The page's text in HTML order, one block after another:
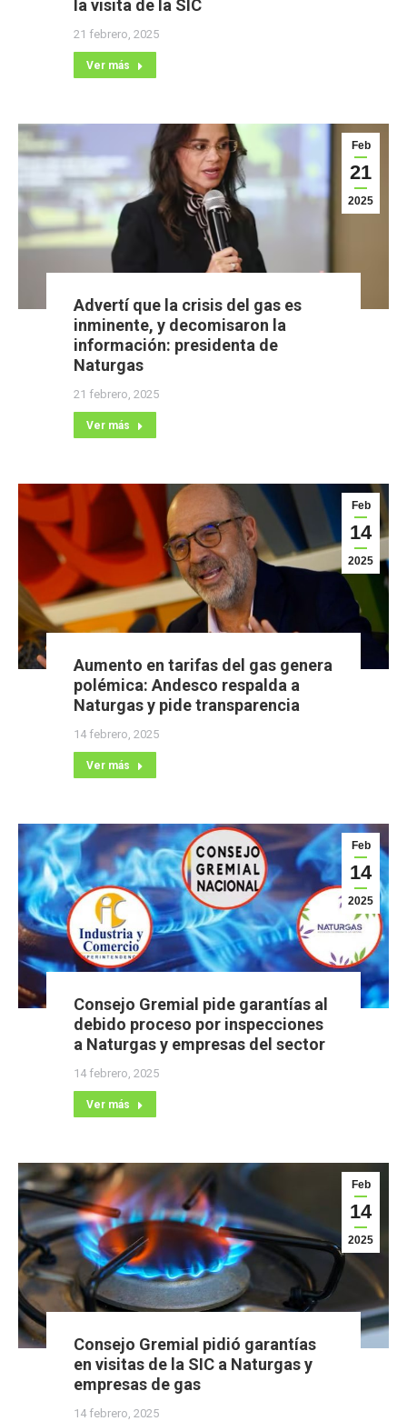
la visita de la SIC
21 febrero, 2025
Ver más
Feb
21
2025
Advertí que la crisis del gas es
inminente, y decomisaron la
información: presidenta de
Naturgas
21 febrero, 2025
Ver más
Feb
14
2025
Aumento en tarifas del gas genera
polémica: Andesco respalda a
Naturgas y pide transparencia
14 febrero, 2025
Ver más
Feb
14
2025
Consejo Gremial pide garantías al
debido proceso por inspecciones
a Naturgas y empresas del sector
14 febrero, 2025
Ver más
Feb
14
2025
Consejo Gremial pidió garantías
en visitas de la SIC a Naturgas y
empresas de gas
14 febrero, 2025